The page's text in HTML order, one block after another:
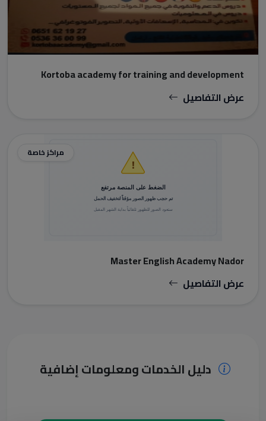
Kortoba academy for training and development
عرض التفاصيل
مراكز خاصة
Master English Academy Nador
عرض التفاصيل
دليل الخدمات ومعلومات إضافية